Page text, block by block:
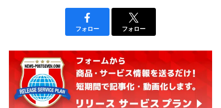
フォロー フォロー